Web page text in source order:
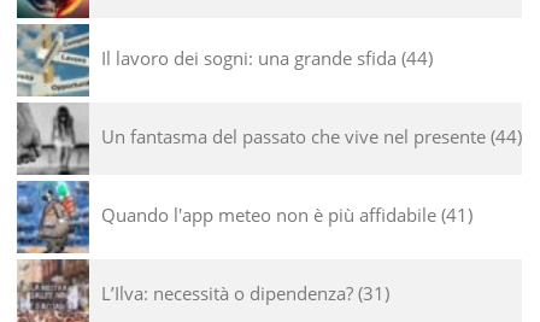
Il lavoro dei sogni: una grande sfida 44
Un fantasma del passato che vive nel presente 44
Quando l'app meteo non è più affidabile 41
L’Ilva: necessità o dipendenza? 31